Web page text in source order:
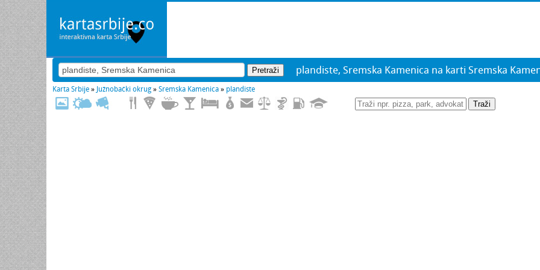
plandiste, Sremska Kamenica na karti Sremska
Karta Srbije » Južnobački okrug » Sremska Kamenica » plandiste
Traži